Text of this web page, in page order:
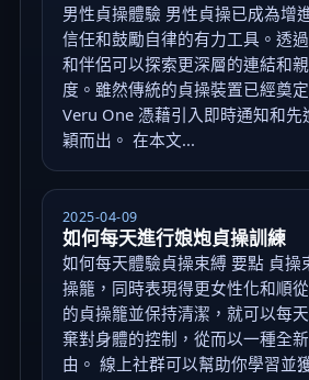
男性貞操體驗 男性貞操已成為增
信任和鼓勵自律的有力工具。透
和伴侶可以探索更深層的連結和
度。雖然傳統的貞操裝置已經奠
Veru One 憑藉引入即時通知和先
穎而出。 在本文...
2025-04-09
如何每天進行娘炮貞操訓練
如何每天體驗貞操束縛 要點 貞操
操籠，同時表現得更女性化和順
的貞操籠並保持清潔，就可以每
棄對身體的控制，從而以一種全
由。 線上社群可以幫助你學習並